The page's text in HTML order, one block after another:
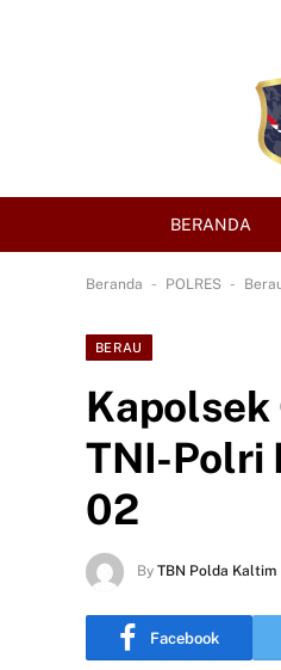
BERANDA
Beranda - POLRES -
BERAU
TNI-Polri
02
By TBN Polda Kaltim
Facebook